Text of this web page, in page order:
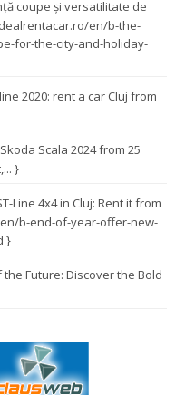
coupe și versatilitate de
en/b-the-
for-the-city-and-holiday-
2020: rent a car Cluj from
Scala 2024 from 25
}
Line 4x4 in Cluj: Rent it from
b-end-of-year-offer-new-
}
Future: Discover the Bold